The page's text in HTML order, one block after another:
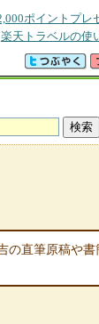
ポイントプレ
楽天トラベルの使
の直筆原稿や